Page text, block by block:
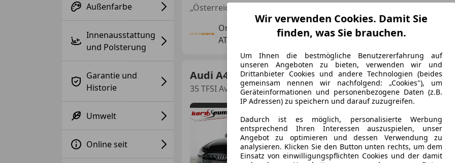
Außenfarbe
Innenausstattung
und Polsterung
Garantie und
Historie
Umwelt
Online seit
„Österreichs größtes Gebrauchtwagen-Outlet“
Onlinecars Vertriebs GmbH
AT-8143 Dobl bei Lieboch
Audi A4
35 TFSI Avant | NEUWERTIG | Fahrassistenten
€ 21 790
Wir verwenden Cookies. Damit Sie
finden, was Sie brauchen.
Um Ihnen die bestmögliche Benutzererfahrung auf
unseren Angeboten zu bieten, verwenden wir und
Drittanbieter Cookies und andere Technologien (beides
gemeinsam nennen wir nachfolgend: „Cookies"), um
Geräteinformationen und personenbezogene Daten (z.B.
IP Adressen) zu speichern und darauf zuzugreifen.
Dadurch ist es möglich, personalisierte Werbung
entsprechend Ihren Interessen auszuspielen, unser
Angebot zu optimieren und dessen Verwendung zu
analysieren. Klicken Sie den Button unten rechts, um dem
Einsatz von einwilligungspflichten Cookies und der damit